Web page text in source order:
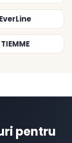
EverLine
TIEMME
pentru